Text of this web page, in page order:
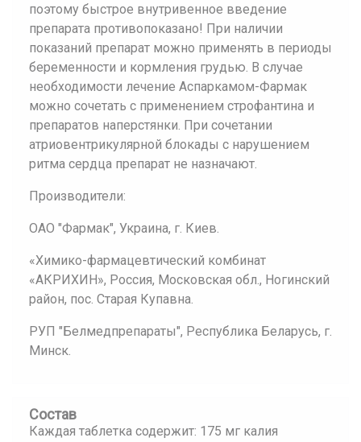
поэтому быстрое внутривенное введение
препарата противопоказано! При наличии
показаний препарат можно применять в периоды
беременности и кормления грудью. В случае
необходимости лечение Аспаркамом-Фармак
можно сочетать с применением строфантина и
препаратов наперстянки. При сочетании
атриовентрикулярной блокады с нарушением
ритма сердца препарат не назначают.
Производители:
ОАО "Фармак", Украина, г. Киев.
«Химико-фармацевтический комбинат
«АКРИХИН», Россия, Московская обл., Ногинский
район, пос. Старая Купавна.
РУП "Белмедпрепараты", Республика Беларусь, г.
Минск.
Состав
Каждая таблетка содержит: 175 мг калия